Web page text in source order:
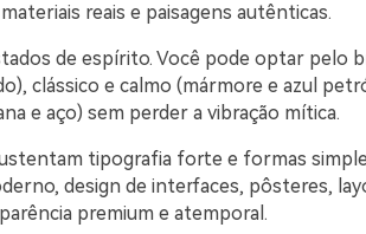
reais e paisagens autênticas.
de espírito. Você pode optar pelo
clássico e calmo (mármore e azul
e aço) sem perder a vibração mítica.
tipografia forte e formas
design de interfaces, pôsteres,
premium e atemporal.